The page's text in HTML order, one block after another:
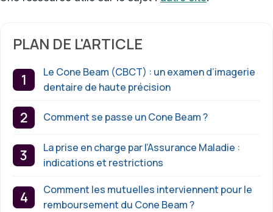
PLAN DE L'ARTICLE
Le Cone Beam (CBCT) : un examen d’imagerie
dentaire de haute précision
Comment se passe un Cone Beam ?
La prise en charge par l’Assurance Maladie :
indications et restrictions
Comment les mutuelles interviennent pour le
remboursement du Cone Beam ?